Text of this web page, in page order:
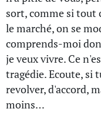
sort, comme si tout
le marché, on se
comprends-moi
je veux vivre. Ce
tragédie. Ecoute, si
revolver, d'accord,
moins…